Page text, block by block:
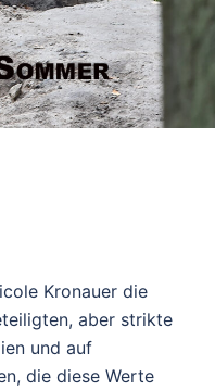
Kronauer die
aber strikte
und auf
die diese Werte